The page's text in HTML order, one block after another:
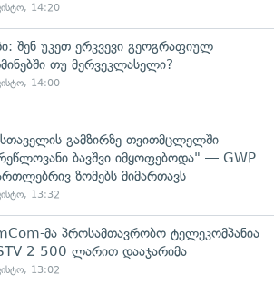
14:20
შენ უკეთ ერკვევი გეოგრაფიულ
თუ მერვეკლასელი?
14:00
გამზირზე თვითმცლელში
ბავშვი იმყოფებოდა" — GWP
ზომებს მიმართავს
13:32
მა პროსამთავრობო ტელეკომპანია
2 500 ლარით დააჯარიმა
13:02